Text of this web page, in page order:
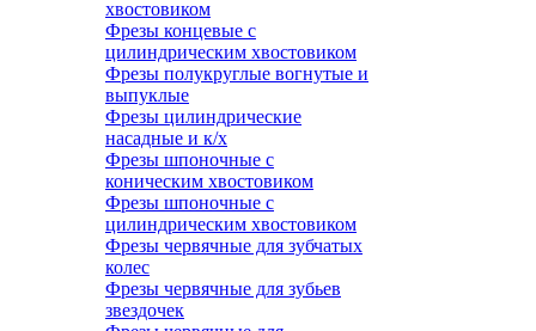
хвостовиком
Фрезы концевые с
цилиндрическим хвостовиком
Фрезы полукруглые вогнутые и
выпуклые
Фрезы цилиндрические
насадные и к/х
Фрезы шпоночные с
коническим хвостовиком
Фрезы шпоночные с
цилиндрическим хвостовиком
Фрезы червячные для зубчатых
колес
Фрезы червячные для зубьев
звездочек